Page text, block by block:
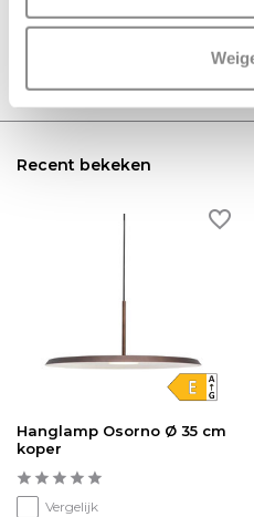
Er zijn nog geen reviews
Recent bekeken
Hanglamp Osorno Ø 35 cm
koper
Vergelijk